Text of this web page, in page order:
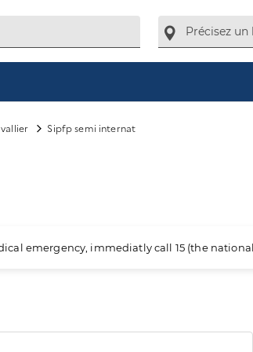
Sipfp semi internat
emergency, immediatly call 15 (the